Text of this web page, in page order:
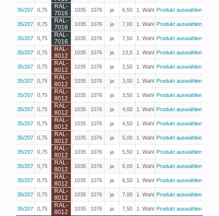
35/207 0,75
RAL-
7016
1035 1076 ja 6,50 1. Wahl Produkt auswählen
35/207 0,75
RAL-
7016
1035 1076 ja 7,00 1. Wahl Produkt auswählen
35/207 0,75
RAL-
7016
1035 1076 ja 7,50 1. Wahl Produkt auswählen
35/207 0,75
RAL-
8012
1035 1076 ja 13,5 1. Wahl Produkt auswählen
35/207 0,75
RAL-
8012
1035 1076 ja 2,50 1. Wahl Produkt auswählen
35/207 0,75
RAL-
8012
1035 1076 ja 3,00 1. Wahl Produkt auswählen
35/207 0,75
RAL-
8012
1035 1076 ja 3,50 1. Wahl Produkt auswählen
35/207 0,75
RAL-
8012
1035 1076 ja 4,00 1. Wahl Produkt auswählen
35/207 0,75
RAL-
8012
1035 1076 ja 4,50 1. Wahl Produkt auswählen
35/207 0,75
RAL-
8012
1035 1076 ja 5,00 1. Wahl Produkt auswählen
35/207 0,75
RAL-
8012
1035 1076 ja 5,50 1. Wahl Produkt auswählen
35/207 0,75
RAL-
8012
1035 1076 ja 6,00 1. Wahl Produkt auswählen
35/207 0,75
RAL-
8012
1035 1076 ja 6,50 1. Wahl Produkt auswählen
35/207 0,75
RAL-
8012
1035 1076 ja 7,00 1. Wahl Produkt auswählen
35/207 0,75
RAL-
8012
1035 1076 ja 7,50 1. Wahl Produkt auswählen